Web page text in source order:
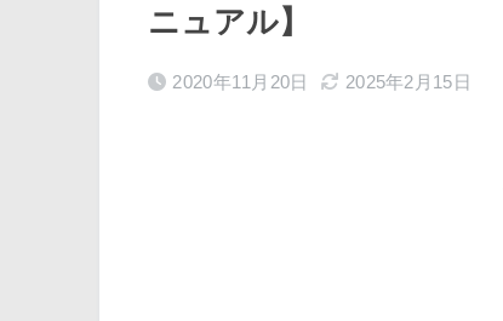
ニュアル】
2020年11月20日 2025年2月15日